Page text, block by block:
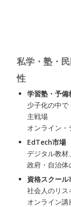
私学・塾・
性
学習塾・予備
少子化の中
主戦場
オンライン・
EdTech市場
デジタル教材
政府・自治体
資格スクール
社会人のリス
オンライン講